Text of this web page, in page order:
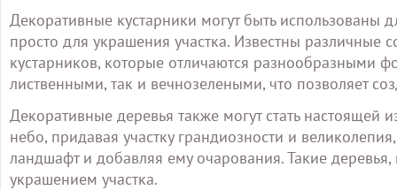
Декоративные кустарники могут быть
просто для украшения участка. Известны
кустарников, которые отличаются разнообразными
лиственными, так и вечнозелеными, что позволяет
Декоративные деревья также могут стать
небо, придавая участку грандиозности и
ландшафт и добавляя ему очарования. Такие
украшением участка.